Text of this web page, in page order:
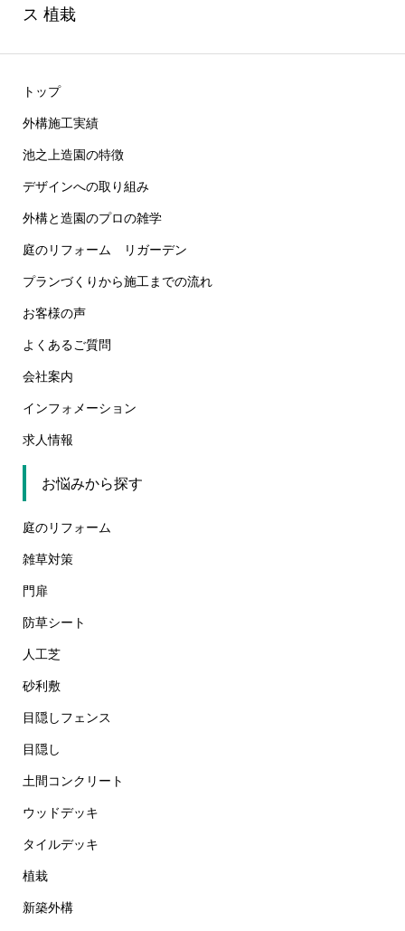
ス 植栽
トップ
外構施工実績
池之上造園の特徴
デザインへの取り組み
外構と造園のプロの雑学
庭のリフォーム リガーデン
プランづくりから施工までの流れ
お客様の声
よくあるご質問
会社案内
インフォメーション
求人情報
お悩みから探す
庭のリフォーム
雑草対策
門扉
防草シート
人工芝
砂利敷
目隠しフェンス
目隠し
土間コンクリート
ウッドデッキ
タイルデッキ
植栽
新築外構